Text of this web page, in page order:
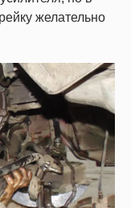
желательно